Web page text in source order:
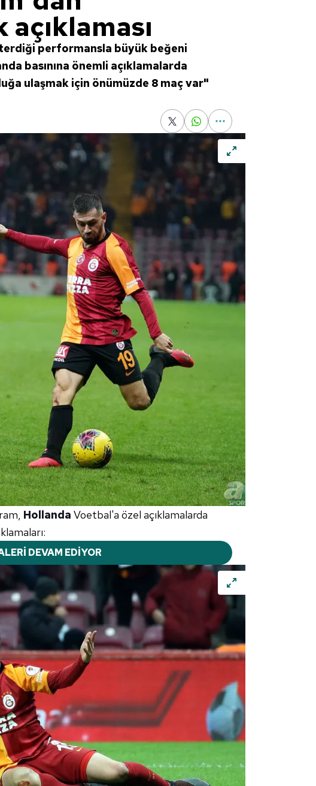
performansla büyük beğeni
basınına önemli açıklamalarda
ulaşmak için önümüzde 8 maç var"
Hollanda Voetbal'a özel açıklamalarda
DEVAM EDİYOR